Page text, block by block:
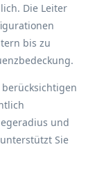
Die Leiter
bis zu
und
Sie